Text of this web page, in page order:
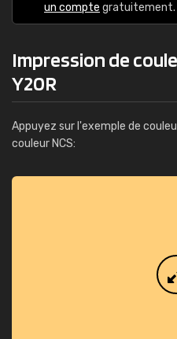
un compte gratuitement.
Impression de
Y20R
Appuyez sur l'exemple de
couleur NCS: